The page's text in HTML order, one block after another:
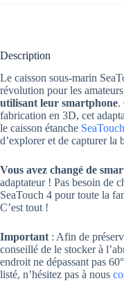
Description
Le caisson sous-marin
révolution pour les
utilisant leur smartphone.
fabrication en 3D, cet
le caisson étanche
d’explorer et de capturer la
Vous avez changé de
adaptateur ! Pas besoin de
SeaTouch 4 pour toute la
C’est tout !
Important: Afin de
conseillé de le stocker à
endroit ne dépassant pas
listé, n’hésitez pas à nous